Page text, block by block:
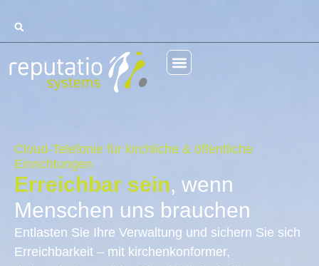
Cloud-Telefonie für kirchliche & öffentliche
Einrichtungen
Erreichbar sein, wenn
Menschen uns brauchen
Entlasten Sie Ihre Verwaltung und sichern Sie sich
Erreichbarkeit – mit kirchenkonformer,